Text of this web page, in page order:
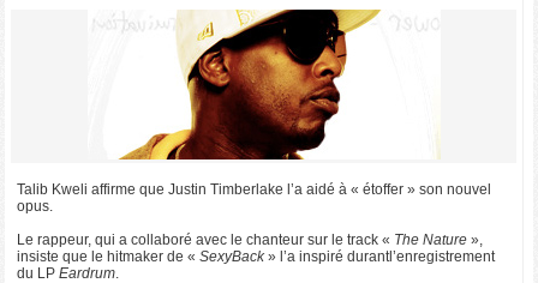
Talib Kweli affirme que Justin Timberlake l’a aidé à « étoffer » son nouvel
opus.
Le rappeur, qui a collaboré avec le chanteur sur le track « The Nature »,
insiste que le hitmaker de «SexyBack» l’a inspiré durantl’enregistrement
du LPEardrum.